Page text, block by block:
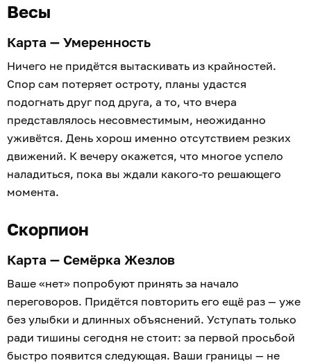
Весы
Карта — Умеренность
Ничего не придётся вытаскивать из крайностей.
Спор сам потеряет остроту, планы удастся
подогнать друг под друга, а то, что вчера
представлялось несовместимым, неожиданно
уживётся. День хорош именно отсутствием резких
движений. К вечеру окажется, что многое успело
наладиться, пока вы ждали какого-то решающего
момента.
Скорпион
Карта — Семёрка Жезлов
Ваше «нет» попробуют принять за начало
переговоров. Придётся повторить его ещё раз — уже
без улыбки и длинных объяснений. Уступать только
ради тишины сегодня не стоит: за первой просьбой
быстро появится следующая. Ваши границы — не